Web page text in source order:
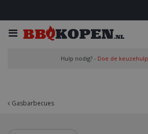
Gasbarbecues
Hulp nodig? - Doe de keuzehulp